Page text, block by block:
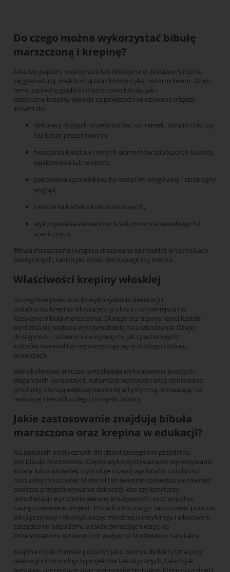
Do czego można wykorzystać bibułę
marszczoną i krepinę?
Arkusze papieru pojedyncze lub dostępne w zestawach różnią
się gramaturą, miękkością oraz kolorystyką i wzornictwem. Dzięki
temu zarówno gładkie i marszczone bibuły, jak i
elastyczne krepiny włoskie są powszechnie używane między
innymi do:
dekoracji różnych przedmiotów, np. ramek, lampionów czy
też koszy prezentowych,
tworzenia kwiatów i innych elementów zdobiących bukiety,
opakowania lub wnętrza,
pakowania upominków, by nadać im oryginalny i atrakcyjny
wygląd,
tworzenia kartek okolicznościowych,
wykonywania elementów kostiumów karnawałowych i
scenicznych.
Bibuła marszczona i krepina stosowane są również w technikach
plastycznych, takich jak kolaż, decoupage czy rzeźba.
Właściwości krepiny włoskiej
Szczególnie polecana do wykonywania dekoracji i
ozdabiania, krepina włoska jest grubsza i sztywniejsza niż
klasyczna bibuła marszczona. Dlatego też trzyma lepiej kształt i
wyróżnia się większą wytrzymałością na uszkodzenia. Dzięki
dostępności zarówno intensywnych, jak i pastelowych
kolorów materiał ten wykorzystuje się w różnego rodzaju
projektach.
Jednokolorowe arkusze umożliwiają wykonywanie prostych i
eleganckich kompozycji, natomiast wzorzyste oraz cieniowane
produkty oferują większą swobodę artystyczną, pozwalając na
realizację niemal każdego pomysłu twórcy.
Jakie zastosowanie znajdują bibuła
marszczona oraz krepina w edukacji?
Na zajęciach plastycznych dla dzieci szczególnie przydatna
jest bibuła marszczona. Często wykorzystywana do wykonywania
kolaży lub malowideł, stymuluje rozwój wyobraźni i zdolności
manualnych uczniów. Materiał ten świetnie sprawdza się również
podczas przygotowywania dekoracji klas czy korytarzy,
umożliwiając wyrażenie własnej kreatywności oraz wspólne
zaangażowanie w projekt. Ponadto można go zastosować podczas
lekcji przyrody i ekologii, ucząc młodzież o recyklingu i właściwym
zarządzaniu odpadami, a także zwracając uwagę na
zrównoważone surowce i ich wpływ na środowisko naturalne.
Krepina może również posłużyć jako pomoc dydaktyczna przy
realizacji różnorodnych projektów tematycznych, takich jak
wystawy, prezentacje oraz scenografie teatralne, które uczą dzieci